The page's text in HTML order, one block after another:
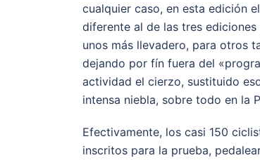
cualquier caso, en esta edición
diferente al de las tres ediciones
unos más llevadero, para otros
dejando por fín fuera del
actividad el cierzo, sustituido
intensa niebla, sobre todo en la
Efectivamente, los casi 150
inscritos para la prueba,